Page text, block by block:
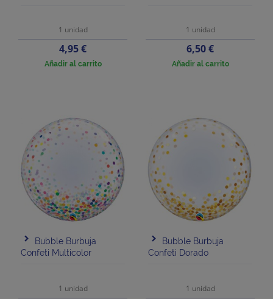
1 unidad
Precio
4,95 €
Añadir al carrito
1 unidad
Precio
6,50 €
Añadir al carrito
Bubble Burbuja
Confeti Multicolor
1 unidad
Bubble Burbuja
Confeti Dorado
1 unidad